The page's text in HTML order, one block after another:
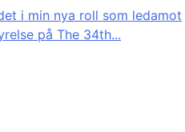
i min nya roll som ledamot
på The 34th...